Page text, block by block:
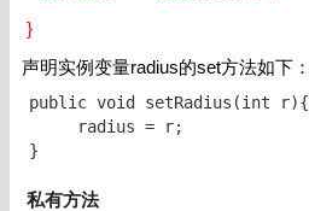
}
声明实例变量radius的set方法如下：
public void setRadius(int r){
     radius = r;
}
私有方法